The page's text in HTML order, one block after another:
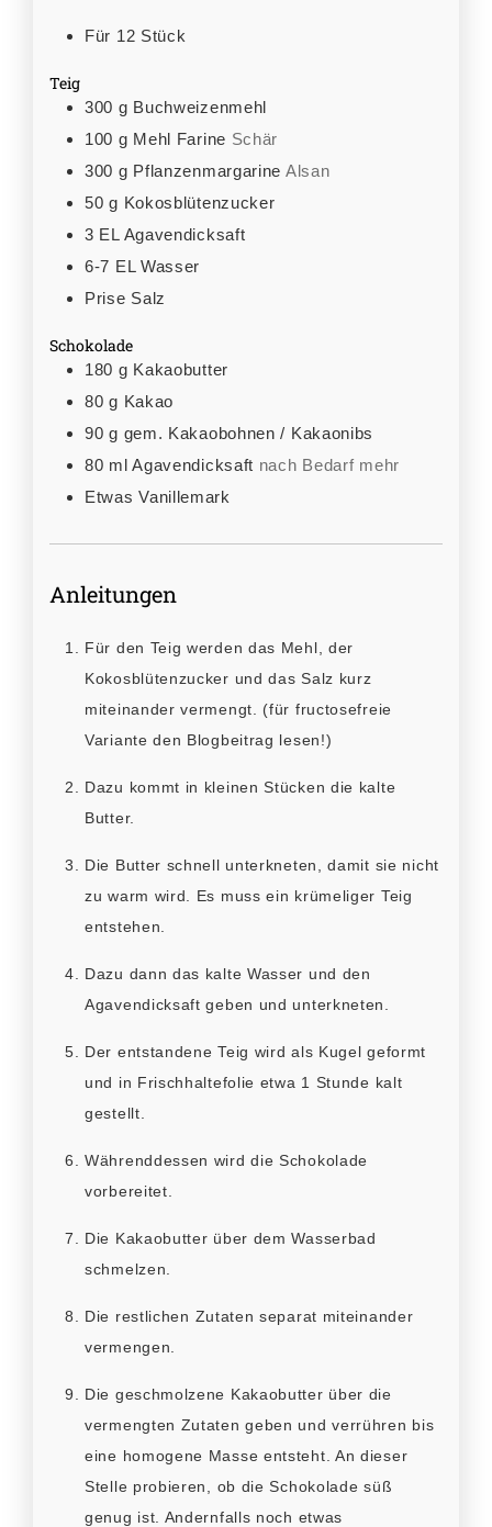
Für 12 Stück
Teig
300 g Buchweizenmehl
100 g Mehl Farine Schär
300 g Pflanzenmargarine Alsan
50 g Kokosblütenzucker
3 EL Agavendicksaft
6-7 EL Wasser
Prise Salz
Schokolade
180 g Kakaobutter
80 g Kakao
90 g gem. Kakaobohnen / Kakaonibs
80 ml Agavendicksaft nach Bedarf mehr
Etwas Vanillemark
Anleitungen
Für den Teig werden das Mehl, der
Kokosblütenzucker und das Salz kurz
miteinander vermengt. (für fructosefreie
Variante den Blogbeitrag lesen!)
Dazu kommt in kleinen Stücken die kalte
Butter.
Die Butter schnell unterkneten, damit sie nicht
zu warm wird. Es muss ein krümeliger Teig
entstehen.
Dazu dann das kalte Wasser und den
Agavendicksaft geben und unterkneten.
Der entstandene Teig wird als Kugel geformt
und in Frischhaltefolie etwa 1 Stunde kalt
gestellt.
Währenddessen wird die Schokolade
vorbereitet.
Die Kakaobutter über dem Wasserbad
schmelzen.
Die restlichen Zutaten separat miteinander
vermengen.
Die geschmolzene Kakaobutter über die
vermengten Zutaten geben und verrühren bis
eine homogene Masse entsteht. An dieser
Stelle probieren, ob die Schokolade süß
genug ist. Andernfalls noch etwas